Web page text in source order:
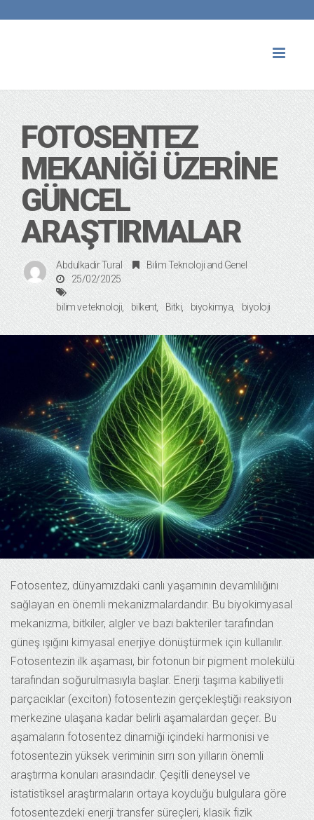
FOTOSENTEZ
MEKANIĞI ÜZERINE
GÜNCEL
ARAŞTIRMALAR
Abdulkadir Tural Bilim Teknolojiand Genel
25/02/2025
bilim ve teknoloji bilkent Bitki biyokimya biyoloji
Fotosentez, dünyamızdaki canlı yaşamının devamlılığını
sağlayan en önemli mekanizmalardandır. Bu biyokimyasal
mekanizma, bitkiler, algler ve bazı bakteriler tarafından
güneş ışığını kimyasal enerjiye dönüştürmek için kullanılır.
Fotosentezin ilk aşaması, bir fotonun bir pigment molekülü
tarafından soğurulmasıyla başlar. Enerji taşıma kabiliyetli
parçacıklar (exciton) fotosentezin gerçekleştiği reaksiyon
merkezine ulaşana kadar belirli aşamalardan geçer. Bu
aşamaların fotosentez dinamiği içindeki harmonisi ve
fotosentezin yüksek veriminin sırrı son yılların önemli
araştırma konuları arasındadır. Çeşitli deneysel ve
istatistiksel araştırmaların ortaya koyduğu bulgulara göre
fotosentezdeki enerji transfer süreçleri, klasik fizik